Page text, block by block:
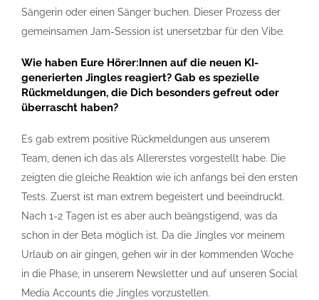
Sängerin oder einen Sänger buchen. Dieser Prozess der
gemeinsamen Jam-Session ist unersetzbar für den Vibe.
Wie haben Eure Hörer:Innen auf die neuen KI-
generierten Jingles reagiert? Gab es spezielle
Rückmeldungen, die Dich besonders gefreut oder
überrascht haben?
Es gab extrem positive Rückmeldungen aus unserem
Team, denen ich das als Allererstes vorgestellt habe. Die
zeigten die gleiche Reaktion wie ich anfangs bei den ersten
Tests. Zuerst ist man extrem begeistert und beeindruckt.
Nach 1-2 Tagen ist es aber auch beängstigend, was da
schon in der Beta möglich ist. Da die Jingles vor meinem
Urlaub on air gingen, gehen wir in der kommenden Woche
in die Phase, in unserem Newsletter und auf unseren Social
Media Accounts die Jingles vorzustellen.